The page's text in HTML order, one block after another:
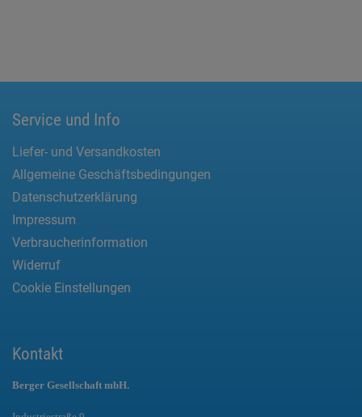
Service und Info
Liefer- und Versandkosten
Allgemeine Geschäftsbedingungen
Datenschutzerklärung
Impressum
Verbraucherinformation
Widerruf
Cookie Einstellungen
Kontakt
Berger Gesellschaft mbH.